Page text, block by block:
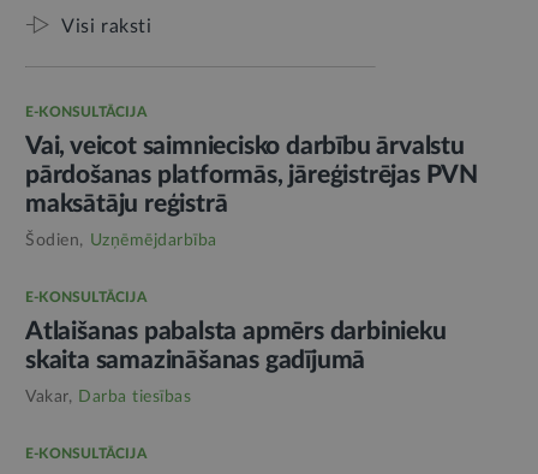
Visi raksti
E-KONSULTĀCIJA
Vai, veicot saimniecisko darbību ārvalstu
pārdošanas platformās, jāreģistrējas PVN
maksātāju reģistrā
Šodien, Uzņēmējdarbība
E-KONSULTĀCIJA
Atlaišanas pabalsta apmērs darbinieku
skaita samazināšanas gadījumā
Vakar, Darba tiesības
E-KONSULTĀCIJA